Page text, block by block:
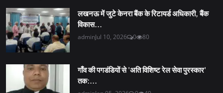
लखनऊ में जुटे केनरा बैंक के रिटायर्ड अधिकारी, बैंक
विकास...
adminJul 10, 2026 0 80
गाँव की पगडंडियों से 'अति विशिष्ट रेल सेवा पुरस्कार'
तक:...